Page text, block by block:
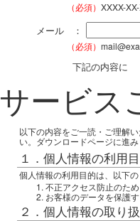
（必須） XXXX-
メール ：
（必須）
下記の内容に
サービス
以下の内容をご一読・ご理解
い。ダウンロードページに進
１．個人情報の利用
個人情報の利用目的は、以下
不正アクセス防止のため
お客様のデータを保護
２．個人情報の取り